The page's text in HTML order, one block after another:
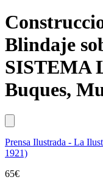
Blindaje
SISTEMA
Buques,
Prensa Ilustrada - La
1921)
65€